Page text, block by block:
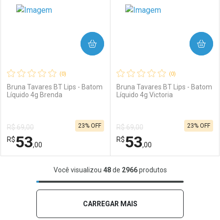
Comprar sem Desconto
Por R$ 74,00/cada
Comprar sem Desconto
Por R$ 74,00/cada
Comprar sem Desconto
Por R$ 53,00/cada
Comprar sem Desconto
Por R$ 53,00/cada
(0)
Bruna Tavares BT Lips - Batom
Líquido 4g Brenda
R$ 69,00
R$53,00
23% OFF
COMPRAR
FECHAR
FECHAR
(0)
Bruna Tavares BT Lips - Batom
Líquido 4g Victoria
R$ 69,00
R$53,00
23% OFF
COMPRAR
Você visualizou 48de 2966produtos
CARREGAR MAIS